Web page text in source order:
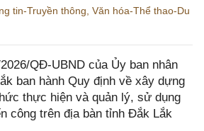
tin-Truyền thông Văn hóa-Thể thao-Du
QĐ-UBND của Ủy ban nhân
ban hành Quy định về xây dựng
thực hiện và quản lý, sử dụng
công trên địa bàn tỉnh Đắk Lắk